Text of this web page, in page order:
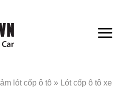
lót cốp ô tô » Lót cốp ô tô xe